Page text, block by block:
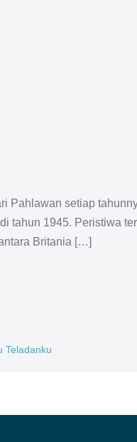
Pahlawan setiap
tahun 1945. Peristiwa
Britania […]
Teladanku